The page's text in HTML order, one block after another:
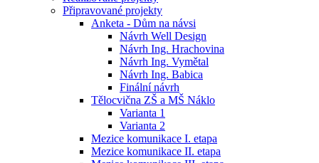
Připravované projekty
Anketa - Dům na návsi
Návrh Well Design
Návrh Ing. Hrachovina
Návrh Ing. Vymětal
Návrh Ing. Babica
Finální návrh
Tělocvična ZŠ a MŠ Náklo
Varianta 1
Varianta 2
Mezice komunikace I. etapa
Mezice komunikace II. etapa